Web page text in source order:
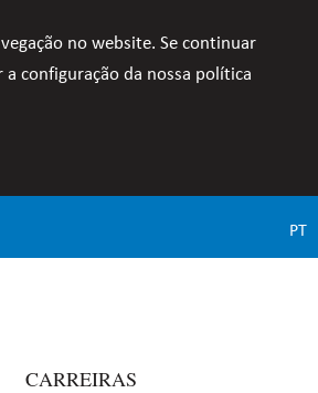
no website. Se continuar
configuração da nossa política
PT
CARREIRAS